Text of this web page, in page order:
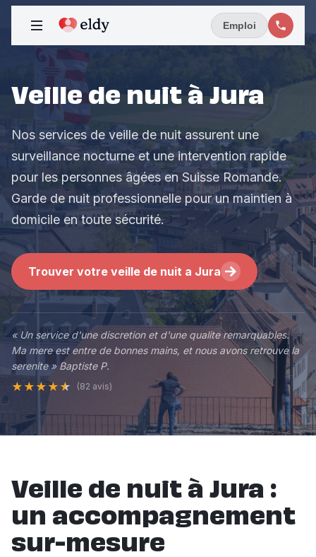
Emploi
Veille de nuit à Jura
Nos services de veille de nuit assurent une
surveillance nocturne et une intervention rapide
pour les personnes âgées en Suisse Romande.
Garde de nuit professionnelle pour un maintien à
domicile en toute sécurité.
Trouver votre veille de nuit a Jura
« Un service d'une discretion et d'une qualite remarquables.
Ma mere est entre de bonnes mains, et nous avons retrouve la
serenite » Baptiste P.
★ ★ ★★ ★ (82 avis)
Veille de nuit à Jura :
un accompagnement
sur-mesure